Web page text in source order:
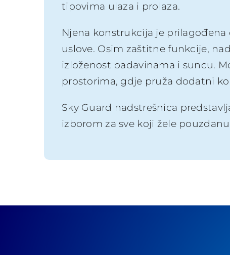
tipovima ulaza i prolaza.
Njena konstrukcija je
uslove. Osim zaštitne funkcije,
izloženost padavinama i suncu.
prostorima, gdje pruža dodatni
Sky Guard nadstrešnica
izborom za sve koji žele